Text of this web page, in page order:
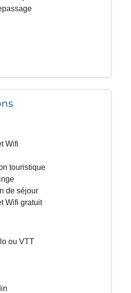
Wifi
touristique
de séjour
Wifi gratuit
ou VTT